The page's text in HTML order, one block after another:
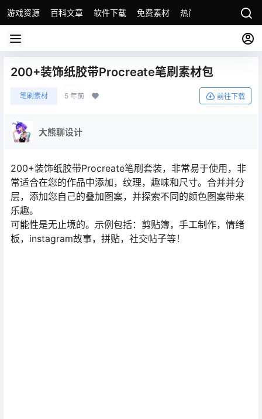
游戏资源 百科文章 软件下载 免费素材 热门素材分类 版权
200+装饰纸胶带Procreate笔刷素材包
笔刷素材 5 年前 前往下载
大熊聊设计
200+装饰纸胶带Procreate笔刷套装，非常易于使用，非
常适合在您的作品中添加，纹理，趣味和尺寸。合并并分
层，添加您自己的叠加图案，并探索不同的颜色图案带来
乐趣。
可能性是无止境的。示例包括：剪贴簿，手工制作，情绪
板，instagram故事，拼贴，社交帖子等！